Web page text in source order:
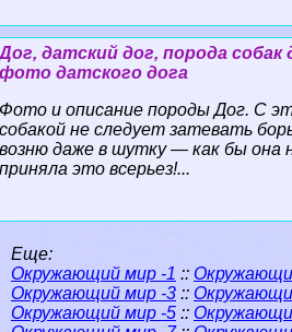
Дог, датский дог, порода собак
фото датского дога
Фото и описание породы Дог. С
собакой не следует затевать
возню даже в шутку — как бы она
приняла это всерьез!...
Еще:
Окружающий мир -1 ::
Окружающий мир -3 ::
Окружающий мир -5 ::